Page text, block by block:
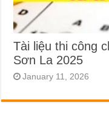
Tài liệu thi công
Sơn La 2025
January 11, 2026